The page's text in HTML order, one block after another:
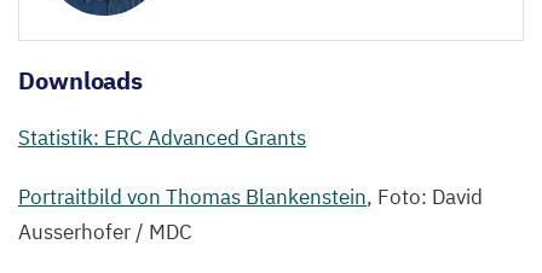
Downloads
Statistik: ERC Advanced Grants
Portraitbild von Thomas Blankenstein, Foto: David
Ausserhofer / MDC